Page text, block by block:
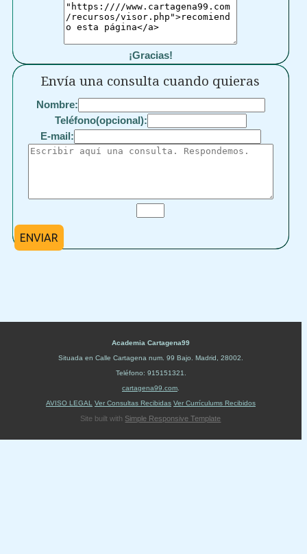
¡Gracias!
Envía una consulta cuando quieras
Nombre:
Teléfono(opcional):
E-mail:
ENVIAR
Academia Cartagena99
Situada en Calle Cartagena num. 99 Bajo Madrid 28002
Teléfono: 915151321
cartagena99.com
AVISO LEGAL
Ver Consultas Recibidas Ver Currículums Recibidos
Site built with Simple Responsive Template